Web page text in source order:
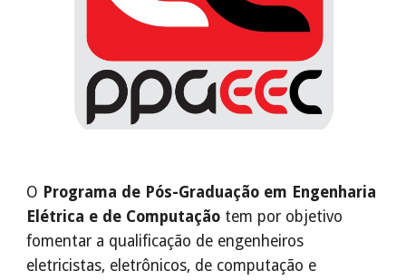
O Programa de Pós-Graduação em Engenharia
Elétrica e de Computação tem por objetivo
fomentar a qualificação de engenheiros
eletricistas, eletrônicos, de computação e